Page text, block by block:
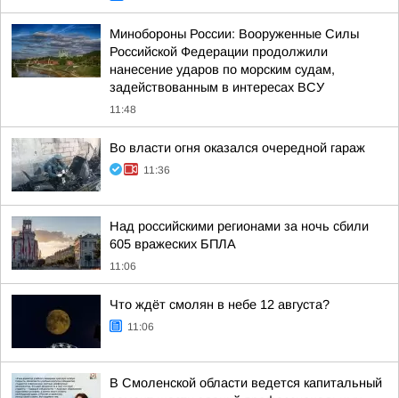
Минобороны России: Вооруженные Силы
Российской Федерации продолжили
нанесение ударов по морским судам,
задействованным в интересах ВСУ
11:48
Во власти огня оказался очередной гараж
11:36
Над российскими регионами за ночь сбили
605 вражеских БПЛА
11:06
Что ждёт смолян в небе 12 августа?
11:06
В Смоленской области ведется капитальный